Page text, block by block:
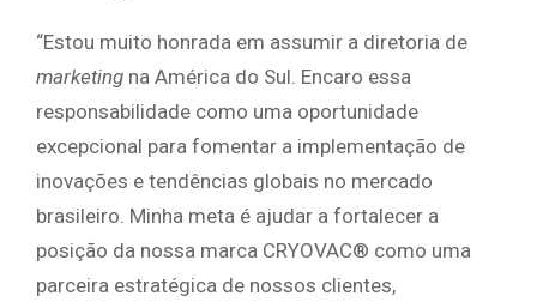
“Estou muito honrada em assumir a diretoria de
marketing na América do Sul. Encaro essa
responsabilidade como uma oportunidade
excepcional para fomentar a implementação de
inovações e tendências globais no mercado
brasileiro. Minha meta é ajudar a fortalecer a
posição da nossa marca CRYOVAC® como uma
parceira estratégica de nossos clientes,